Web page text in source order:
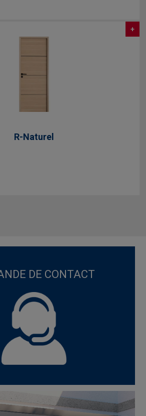
+
R-Naturel
DE CONTACT